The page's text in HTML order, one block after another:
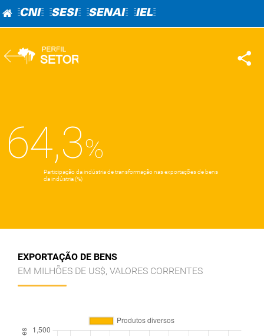
=CNI= =SESI= =SENAI= =IEL=
64,3
Participação da indústria de transformação nas exportações de bens
da indústria (%)
EXPORTAÇÃO DE BENS
EM MILHÕES DE US$, VALORES CORRENTES